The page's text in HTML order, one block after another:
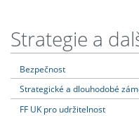
Strategie a
Bezpečnost
Strategické a dlouhodobé
FF UK pro udržitelnost